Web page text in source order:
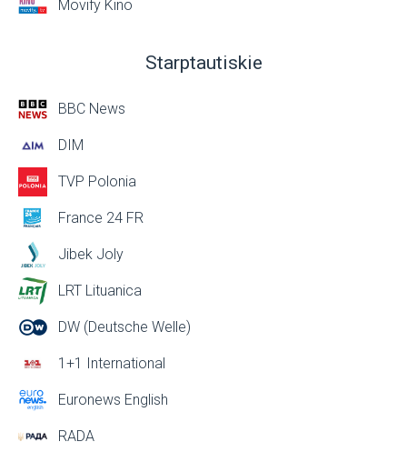
Movify Kino
Starptautiskie
BBC News
DIM
TVP Polonia
France 24 FR
Jibek Joly
LRT Lituanica
DW (Deutsche Welle)
1+1 International
Euronews English
RADA